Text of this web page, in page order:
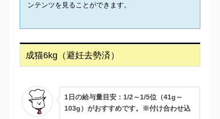
ンテンツを見ることができます。
成猫6kg（避妊去勢済）
1日の給与量目安：1/2～1/5位（41g～
103g）がおすすめです。※付け合わせ込